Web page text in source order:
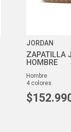
JORDAN
ZAPATILLA
HOMBRE
hombre
4 colores
$152.